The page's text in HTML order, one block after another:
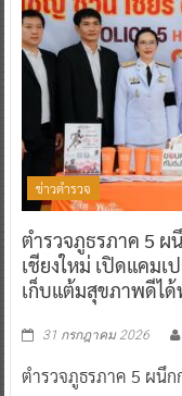
ข่าวตำรวจ
ตำรวจภูธรภาค 5 ผ
เชียงใหม่ เปิดแคมเ
เก็บแต้มสุขภาพดีได้
31 กรกฎาคม 2026
ตำรวจภูธรภาค 5 ผนึก